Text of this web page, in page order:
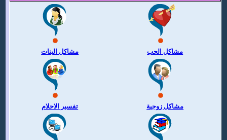
مشاكل البنات مشاكل الحب
تفسير الاحلام مشاكل زوجية